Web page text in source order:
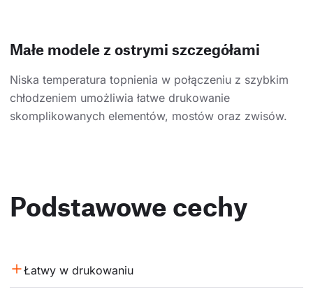
Małe modele z ostrymi szczegółami
Niska temperatura topnienia w połączeniu z szybkim
chłodzeniem umożliwia łatwe drukowanie
skomplikowanych elementów, mostów oraz zwisów.
Podstawowe cechy
Łatwy w drukowaniu